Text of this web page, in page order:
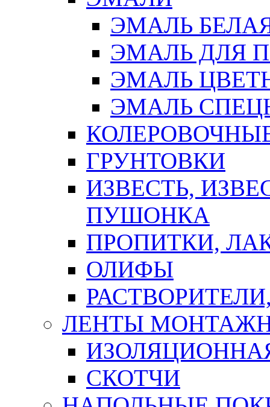
ЭМАЛЬ
ЭМАЛЬ ДЛЯ
ЭМАЛЬ
ЭМАЛЬ
ГРУНТОВКИ
ИЗВЕСТЬ,
ПУШОНКА
ПРОПИТКИ,
ОЛИФЫ
ЛЕНТЫ
СКОТЧИ